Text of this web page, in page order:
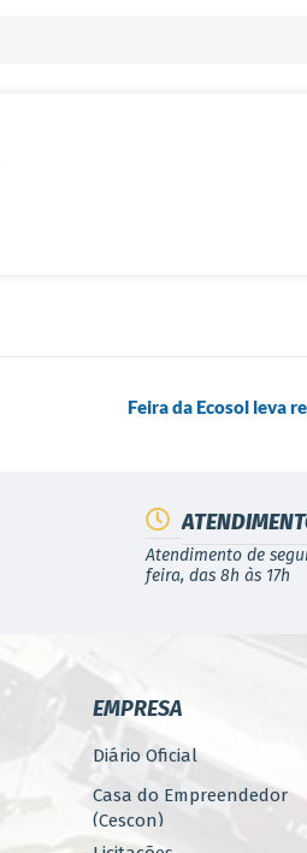
Feira da Ecosol leva
Atendimento de
feira, das 8h às 17h
EMPRESA
Diário Oficial
Casa do Empreendedor
(Cescon)